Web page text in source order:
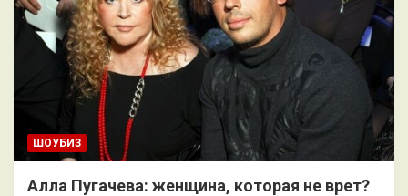
ШОУБИЗ
Алла Пугачева: женщина, которая не врет?